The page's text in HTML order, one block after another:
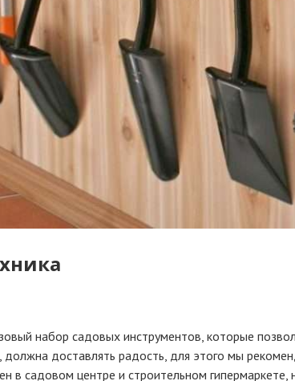
набор садовых инструментов, которые
доставлять радость, для этого мы
в садовом центре и строительном